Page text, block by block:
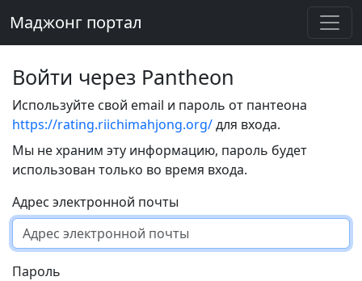
Маджонг портал
Войти через Pantheon
Используйте свой email и пароль от пантеона
https://rating.riichimahjong.org/для входа.
Мы не храним эту информацию, пароль будет
использован только во время входа.
Адрес электронной почты
Пароль